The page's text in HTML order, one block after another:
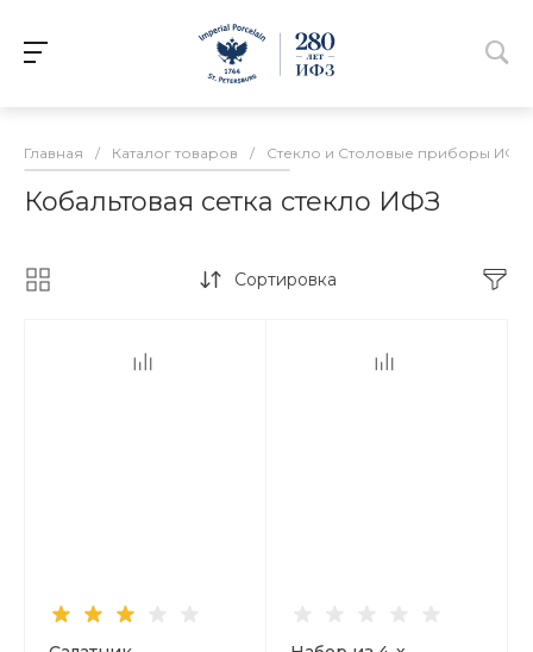
Главная / Каталог товаров / Стекло и Столовые приборы ИФЗ
Кобальтовая сетка стекло ИФЗ
Сортировка